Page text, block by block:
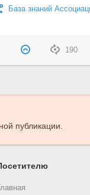
База знаний
190
публикации.
Главная